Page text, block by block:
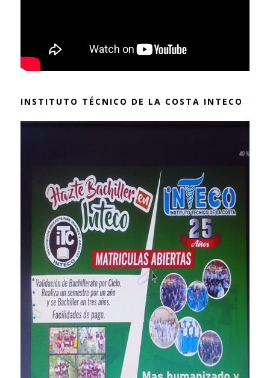
INSTITUTO TÉCNICO DE LA COSTA INTECO